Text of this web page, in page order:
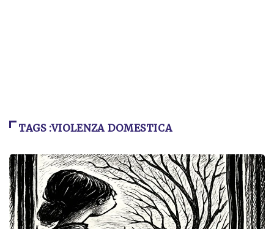
TAGS :VIOLENZA DOMESTICA